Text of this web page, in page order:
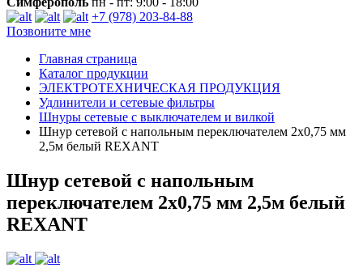
+7 (978) 203-84-88
Позвоните мне
Главная страница
Каталог продукции
ЭЛЕКТРОТЕХНИЧЕСКАЯ ПРОДУКЦИЯ
Удлинители и сетевые фильтры
Шнуры сетевые с выключателем и вилкой
Шнур сетевой с напольным переключателем 2х0,75 мм
2,5м белый REXANT
Шнур сетевой с напольным
переключателем 2х0,75 мм 2,5м белый
REXANT